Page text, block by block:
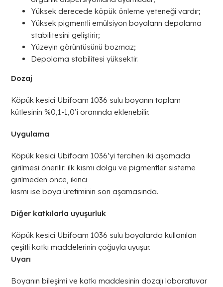
Yüksek derecede köpük önleme yeteneği vardır;
Yüksek pigmentli emülsiyon boyaların depolama
stabilitesini geliştirir;
Yüzeyin görüntüsünü bozmaz;
Depolama stabilitesi yüksektir.
Dozaj
Köpük kesici Ubifoam 1036 sulu boyanın toplam
kütlesinin %0,1-1,0’i oranında eklenebilir.
Uygulama
Köpük kesici Ubifoam 1036’yi tercihen iki aşamada
girilmesi önerilir: ilk kısmı dolgu ve pigmentler sisteme
girilmeden önce, ikinci
kısmı ise boya üretiminin son aşamasında.
Diğer katkılarla uyuşurluk
Köpük kesici Ubifoam 1036 sulu boyalarda kullanılan
çeşitli katkı maddelerinin çoğuyla uyuşur.
Uyarı
Boyanın bileşimi ve katkı maddesinin dozajı laboratuvar